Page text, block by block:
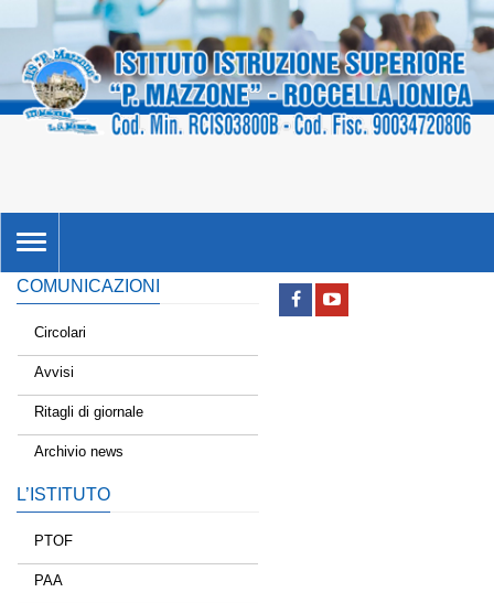
TOGGLE
NAVIGATION
COMUNICAZIONI
Circolari
Avvisi
Ritagli di giornale
Archivio news
L’ISTITUTO
PTOF
PAA